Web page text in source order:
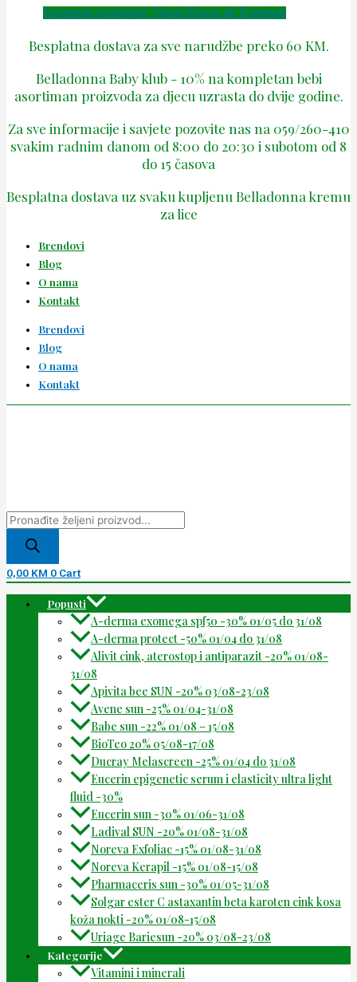
Facebook Instagram Tiktok Phone-alt Envelope
Besplatna dostava za sve narudžbe preko 60 KM.
Belladonna Baby klub - 10% na kompletan bebi
asortiman proizvoda za djecu uzrasta do dvije godine.
Za sve informacije i savjete pozovite nas na 059/260-410
svakim radnim danom od 8:00 do 20:30 i subotom od 8
do 15 časova
Besplatna dostava uz svaku kupljenu Belladonna kremu
za lice
Brendovi
Blog
O nama
Kontakt
Brendovi
Blog
O nama
Kontakt
0,00 KM 0 Cart
Popusti
A-derma exomega spf50 -30% 01/05 do 31/08
A-derma protect -50% 01/04 do 31/08
Alivit cink, aterostop i antiparazit -20% 01/08-
31/08
Apivita bee SUN -20% 03/08-23/08
Avene sun -25% 01/04-31/08
Babe sun -22% 01/08 – 15/08
BioTeo 20% 05/08-17/08
Ducray Melascreen -25% 01/04 do 31/08
Eucerin epigenetic serum i elasticity ultra light
fluid -30%
Eucerin sun -30% 01/06-31/08
Ladival SUN -20% 01/08-31/08
Noreva Exfoliac -15% 01/08-31/08
Noreva Kerapil -15% 01/08-15/08
Pharmaceris sun -30% 01/05-31/08
Solgar ester C astaxantin beta karoten cink kosa
koža nokti -20% 01/08-15/08
Uriage Bariesun -20% 03/08-23/08
Kategorije
Vitamini i minerali